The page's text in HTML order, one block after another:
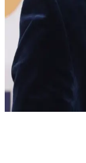
Ο ηθοποιός που
Είσαι ένας
ηθοποιό που
Chosen", σε μια
τον πλησιάζεις.
Show more